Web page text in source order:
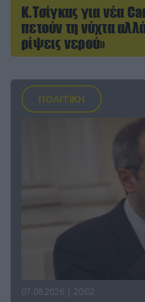
Κ.Τσίγκας για νέα
πετούν τη νύχτα
ρίψεις νερού»
ΠΟΛΙΤΙΚΗ
07.08.2026 | 20:02